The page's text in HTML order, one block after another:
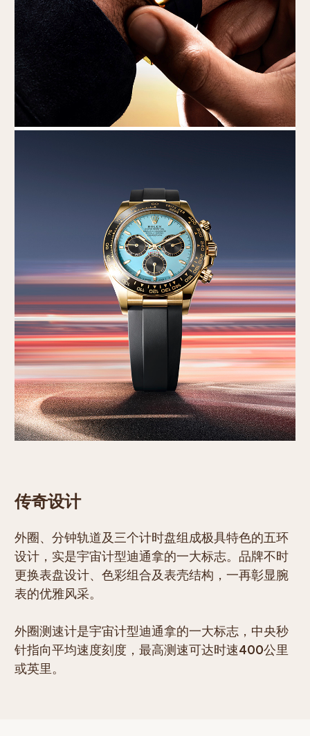
传奇设计
外圈、分钟轨道及三个计时盘组成极具特色的五环
设计，实是宇宙计型迪通拿的一大标志。品牌不时
更换表盘设计、色彩组合及表壳结构，一再彰显腕
表的优雅风采。
外圈测速计是宇宙计型迪通拿的一大标志，中央秒
针指向平均速度刻度，最高测速可达时速400公里
或英里。